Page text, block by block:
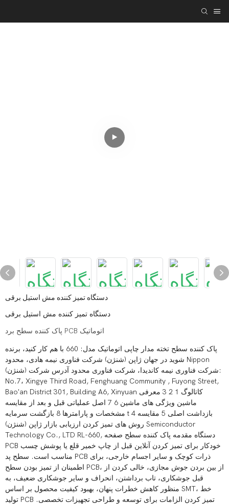
دستگاه تمیز کننده مش استیل برقی
دستگاه تمیز کننده مش استیل برقی
پاک کننده سطح برد PCB اتوماتیک
پاک کننده سطح تخته مدار چاپی اتوماتیک مدل: 660 با هم کار کنید، برنده
شوید در جهان ژاپن (شنژن) شرکت فناوری نیمه هادی، محدود Nippon
(شنژن) شرکت فناوری نیمه کاندیدا، شرکت فناوری محدود آدرس شرکت:
No.7، Xingye Third Road, Fenghuang Community , Fuyong Street,
Bao'an District 301, Building A6, Xinyuan کاتالوگ 1 2 3 معرفی
ماشین ویژگی های ماشین 6 7 اصل عملیاتی قبل و بعد از مقایسه
مشخصات و پارامترها 8 بازگشت سرمایه t 4 بازداشت اصلی 5 مقایسه
روش های تمیز کردن ارزیابی بازار ژاپن (شنژن) Semiconductor
Technology Co., LTD RL-660, دستگاه مقدمه پاک کننده سطح صفحه
PCB خودکار برای تمیز کردن آنلاین قبل از چاپ خمیر قلع یا پوشش چسب
مناسب است. سطح پد PCB ذرات کوچک و سایر اجسام خارجی، برای
اطمینان از تمیز بودن سطح PCB، از بین بردن جوش مجازی، خالی کردن از
قبل جوشکاری، تاب برداشتن، انحراف و سایر جوشکاری ضعیف، به
منظور کاهش خطرات پنهان، بهبود کیفیت محصول بر اساس SMT، خط
تولید PCB تمیز کردن الزامات برای توسعه و طراحی تجهیزات تخصصی.